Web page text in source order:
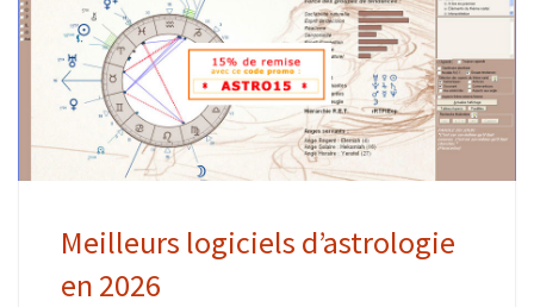
Meilleurs logiciels d’astrologie
en 2026